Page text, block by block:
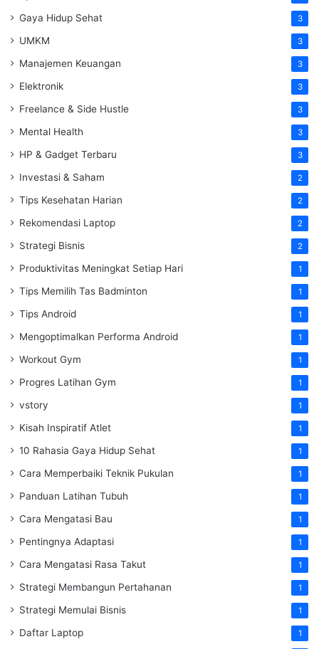
Gaya Hidup Sehat 3
UMKM 3
Manajemen Keuangan 3
Elektronik 3
Freelance & Side Hustle 3
Mental Health 3
HP & Gadget Terbaru 3
Investasi & Saham 2
Tips Kesehatan Harian 2
Rekomendasi Laptop 2
Strategi Bisnis 2
Produktivitas Meningkat Setiap Hari 1
Tips Memilih Tas Badminton 1
Tips Android 1
Mengoptimalkan Performa Android 1
Workout Gym 1
Progres Latihan Gym 1
vstory 1
Kisah Inspiratif Atlet 1
10 Rahasia Gaya Hidup Sehat 1
Cara Memperbaiki Teknik Pukulan 1
Panduan Latihan Tubuh 1
Cara Mengatasi Bau 1
Pentingnya Adaptasi 1
Cara Mengatasi Rasa Takut 1
Strategi Membangun Pertahanan 1
Strategi Memulai Bisnis 1
Daftar Laptop 1